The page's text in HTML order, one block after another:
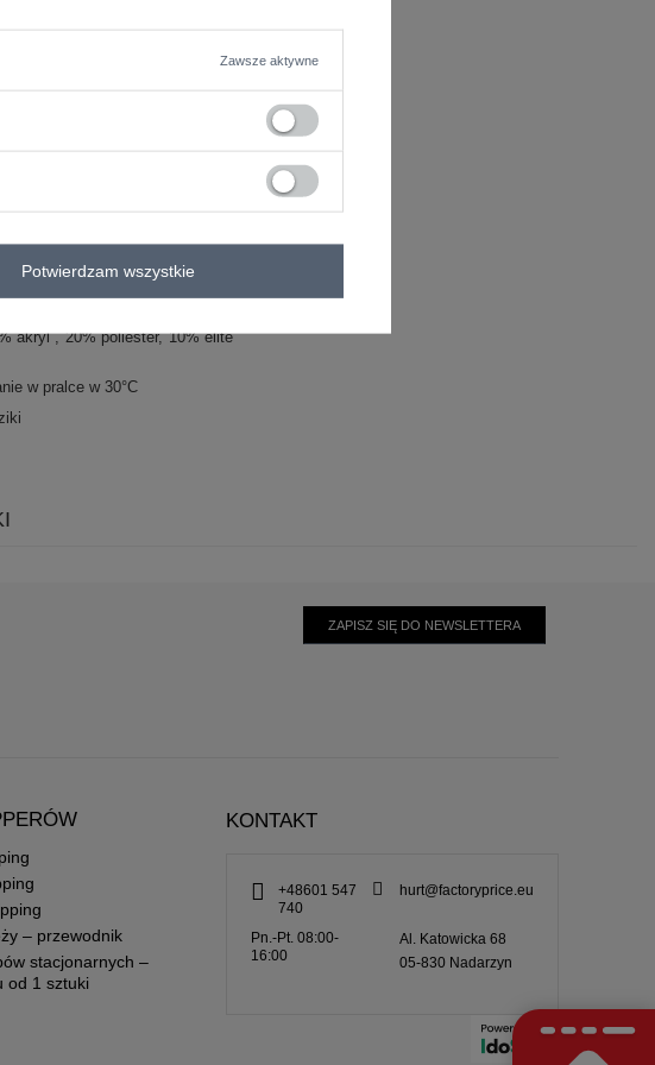
rękaw
akryl 20% poliester 10% elite
w pralce w 30°C
ZAPISZ SIĘ DO NEWSLETTERA
– przewodnik
stacjonarnych –
od 1 sztuki
KONTAKT
+48601 547
740
hurt@factoryprice.eu
Pn.-Pt. 08:00-
16:00
Al. Katowicka 68
05-830 Nadarzyn
Zawsze aktywne
Potwierdzam wszystkie